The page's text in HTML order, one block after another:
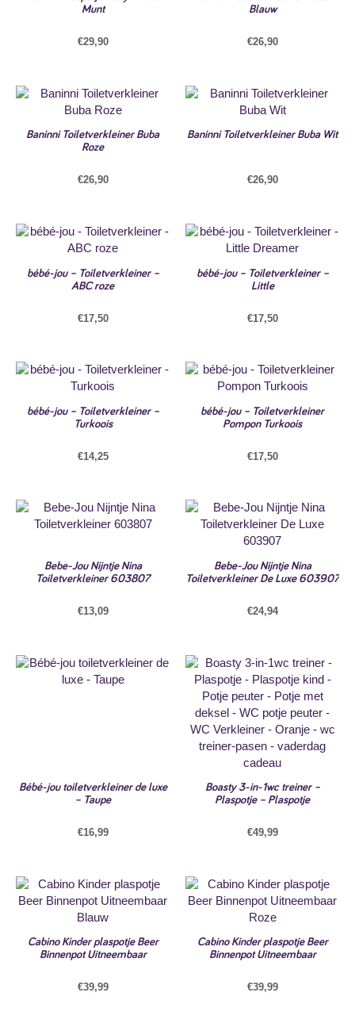
Munt
€29,90
Blauw
€26,90
Baninni Toiletverkleiner Buba
Roze
€26,90
Baninni Toiletverkleiner Buba Wit
€26,90
bébé-jou – Toiletverkleiner –
ABC roze
€17,50
bébé-jou – Toiletverkleiner –
Little
€17,50
bébé-jou – Toiletverkleiner –
Turkoois
€14,25
bébé-jou – Toiletverkleiner
Pompon Turkoois
€17,50
Bebe-Jou Nijntje Nina
Toiletverkleiner 603807
€13,09
Bebe-Jou Nijntje Nina
Toiletverkleiner De Luxe 603907
€24,94
Bébé-jou toiletverkleiner de luxe
– Taupe
€16,99
Boasty 3-in-1wc treiner –
Plaspotje – Plaspotje
€49,99
Cabino Kinder plaspotje Beer
Binnenpot Uitneembaar
€39,99
Cabino Kinder plaspotje Beer
Binnenpot Uitneembaar
€39,99